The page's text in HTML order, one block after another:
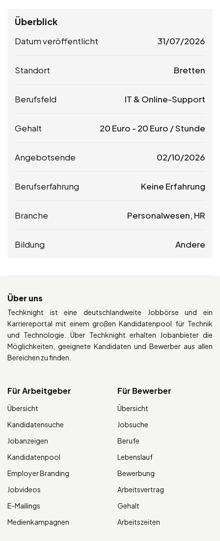
Überblick
Datum veröffentlicht 31/07/2026
Standort Bretten
Berufsfeld IT & Online-Support
Gehalt 20 Euro - 20 Euro / Stunde
Angebotsende 02/10/2026
Berufserfahrung Keine Erfahrung
Branche Personalwesen, HR
Bildung Andere
Über uns
Techknight ist eine deutschlandweite Jobbörse und ein
Karriereportal mit einem großen Kandidatenpool für Technik
und Technologie. Über Techknight erhalten Jobanbieter die
Möglichkeiten, geeignete Kandidaten und Bewerber aus allen
Bereichen zu finden.
Für Arbeitgeber
Übersicht
Kandidatensuche
Jobanzeigen
Kandidatenpool
Employer Branding
Jobvideos
E-Mailings
Medienkampagnen
Für Bewerber
Übersicht
Jobsuche
Berufe
Lebenslauf
Bewerbung
Arbeitsvertrag
Gehalt
Arbeitszeiten